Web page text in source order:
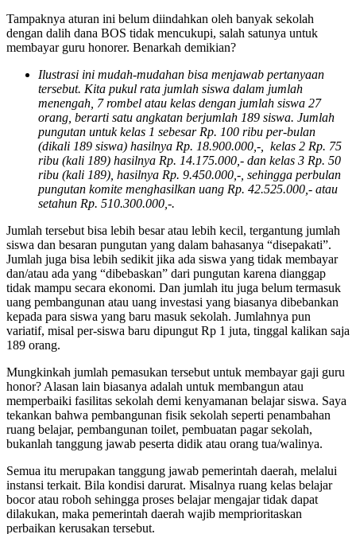
Tampaknya aturan ini belum diindahkan oleh banyak sekolah
dengan dalih dana BOS tidak mencukupi, salah satunya untuk
membayar guru honorer. Benarkah demikian?
Ilustrasi ini mudah-mudahan bisa menjawab pertanyaan
tersebut. Kita pukul rata jumlah siswa dalam jumlah
menengah, 7 rombel atau kelas dengan jumlah siswa 27
orang, berarti satu angkatan berjumlah 189 siswa. Jumlah
pungutan untuk kelas 1 sebesar Rp. 100 ribu per-bulan
(dikali 189 siswa) hasilnya Rp. 18.900.000,-, kelas 2 Rp. 75
ribu (kali 189) hasilnya Rp. 14.175.000,- dan kelas 3 Rp. 50
ribu (kali 189), hasilnya Rp. 9.450.000,-, sehingga perbulan
pungutan komite menghasilkan uang Rp. 42.525.000,- atau
setahun Rp. 510.300.000,-.
Jumlah tersebut bisa lebih besar atau lebih kecil, tergantung jumlah
siswa dan besaran pungutan yang dalam bahasanya “disepakati”.
Jumlah juga bisa lebih sedikit jika ada siswa yang tidak membayar
dan/atau ada yang “dibebaskan” dari pungutan karena dianggap
tidak mampu secara ekonomi. Dan jumlah itu juga belum termasuk
uang pembangunan atau uang investasi yang biasanya dibebankan
kepada para siswa yang baru masuk sekolah. Jumlahnya pun
variatif, misal per-siswa baru dipungut Rp 1 juta, tinggal kalikan saja
189 orang.
Mungkinkah jumlah pemasukan tersebut untuk membayar gaji guru
honor? Alasan lain biasanya adalah untuk membangun atau
memperbaiki fasilitas sekolah demi kenyamanan belajar siswa. Saya
tekankan bahwa pembangunan fisik sekolah seperti penambahan
ruang belajar, pembangunan toilet, pembuatan pagar sekolah,
bukanlah tanggung jawab peserta didik atau orang tua/walinya.
Semua itu merupakan tanggung jawab pemerintah daerah, melalui
instansi terkait. Bila kondisi darurat. Misalnya ruang kelas belajar
bocor atau roboh sehingga proses belajar mengajar tidak dapat
dilakukan, maka pemerintah daerah wajib memprioritaskan
perbaikan kerusakan tersebut.